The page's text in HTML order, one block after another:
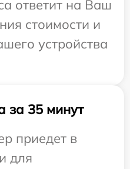
ответит на Ваш
стоимости и
устройства
за 35 минут
приедет в
для